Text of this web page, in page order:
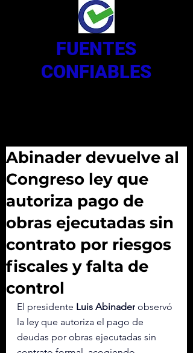
FUENTES
CONFIABLES
Abinader devuelve al
Congreso ley que
autoriza pago de
obras ejecutadas sin
contrato por riesgos
fiscales y falta de
control
El presidente Luis Abinader observó
la ley que autoriza el pago de
deudas por obras ejecutadas sin